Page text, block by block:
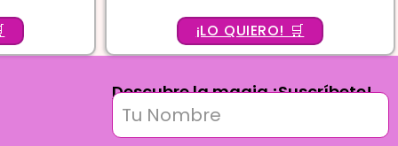
5.00
de 5
¡LO QUIERO! 🛒
Descubre la magia ¡Suscríbete!